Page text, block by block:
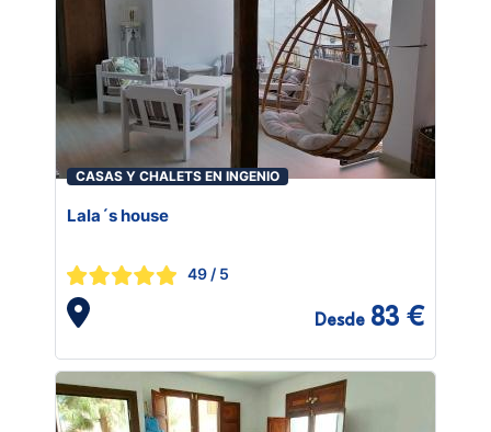
CASAS Y CHALETS EN INGENIO
Lala´s house
49 / 5
Desde 83 €